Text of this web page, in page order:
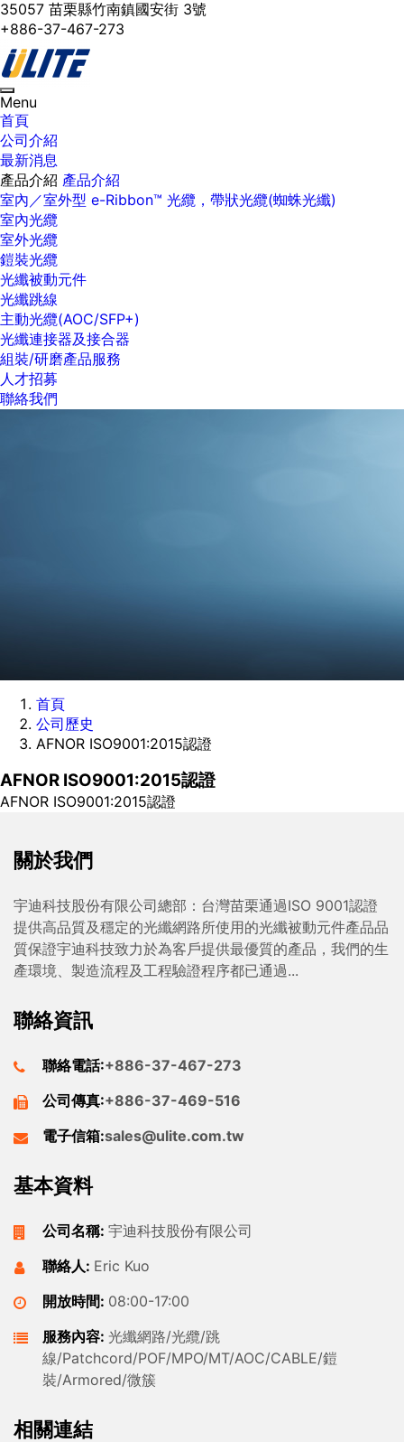
35057 苗栗縣竹南鎮國安街 3號
+886-37-467-273
Toggle
navigation
Menu
首頁
公司介紹
最新消息
產品介紹 產品介紹
室內／室外型 e-Ribbon™ 光纜，帶狀光纜(蜘蛛光纖)
室內光纜
室外光纜
鎧裝光纜
光纖被動元件
光纖跳線
主動光纜(AOC/SFP+)
光纖連接器及接合器
組裝/研磨產品服務
人才招募
聯絡我們
首頁
公司歷史
AFNOR ISO9001:2015認證
AFNOR ISO9001:2015認證
AFNOR ISO9001:2015認證
關於我們
宇迪科技股份有限公司總部：台灣苗栗通過ISO 9001認證
提供高品質及穩定的光纖網路所使用的光纖被動元件產品品
質保證宇迪科技致力於為客戶提供最優質的產品，我們的生
產環境、製造流程及工程驗證程序都已通過...
聯絡資訊
聯絡電話:+886-37-467-273
公司傳真:+886-37-469-516
電子信箱:sales@ulite.com.tw
基本資料
公司名稱: 宇迪科技股份有限公司
聯絡人: Eric Kuo
開放時間: 08:00-17:00
服務內容: 光纖網路/光纜/跳
線/Patchcord/POF/MPO/MT/AOC/CABLE/鎧
裝/Armored/微簇
相關連結